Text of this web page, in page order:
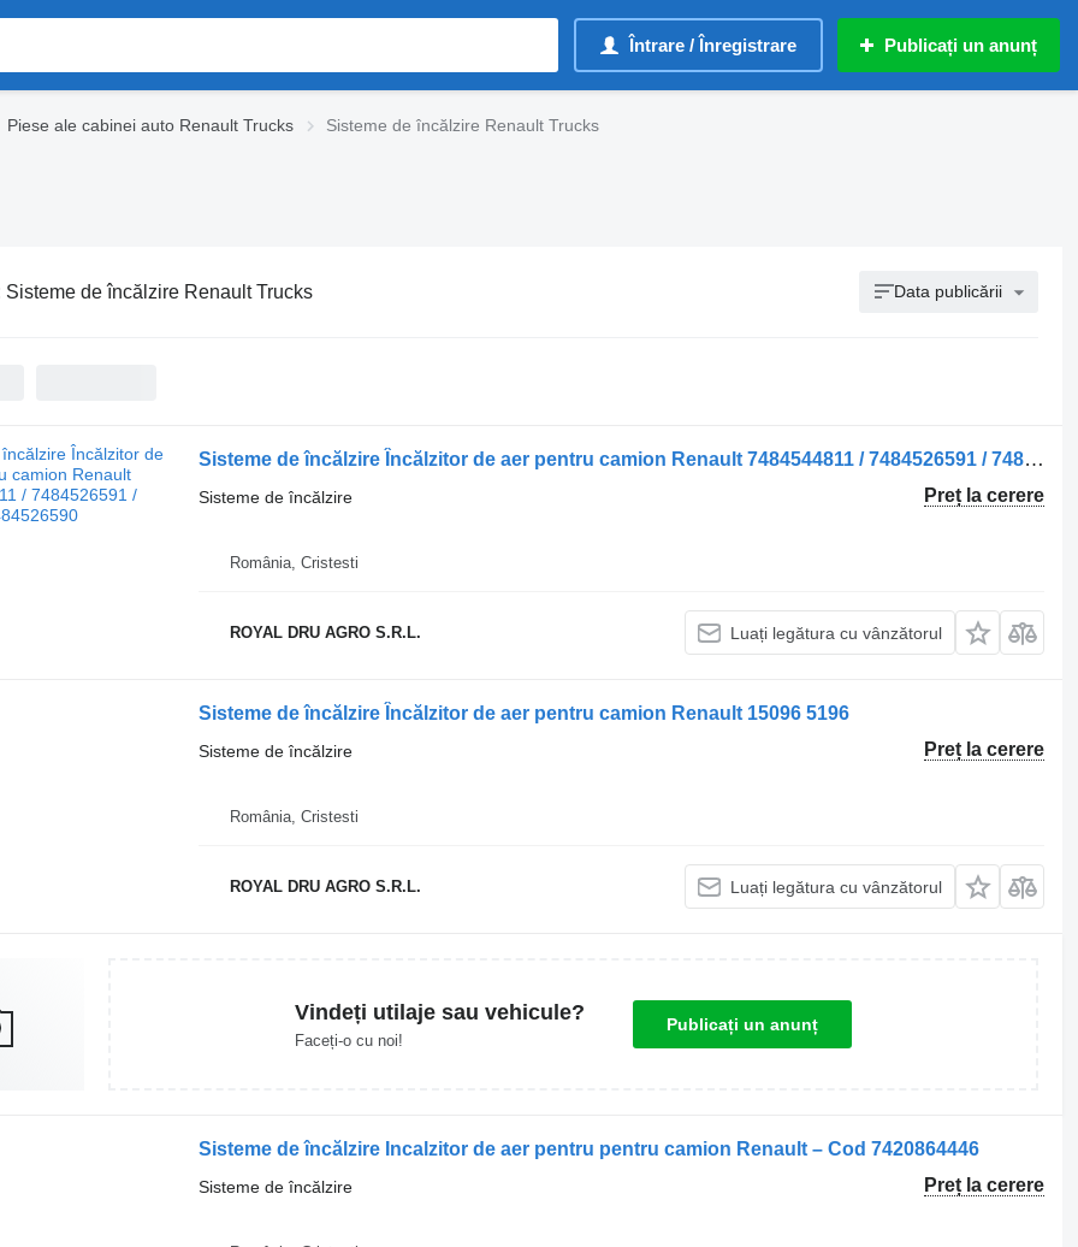
Întrare / Înregistrare Publicați un anunț
Piese ale cabinei auto Renault Trucks Sisteme de încălzire Renault Trucks
Sisteme de încălzire Renault Trucks Data publicării
Sisteme de încălzire Încălzitor de aer pentru camion Renault 7484544811 / 7484526591 / 7484526590
Preț la cerere
Sisteme de încălzire
România, Cristesti
ROYAL DRU AGRO S.R.L. Luați legătura cu vânzătorul
Sisteme de încălzire Încălzitor de aer pentru camion Renault 15096 5196
Preț la cerere
Sisteme de încălzire
România, Cristesti
ROYAL DRU AGRO S.R.L. Luați legătura cu vânzătorul
Vindeți utilaje sau vehicule?
Faceți-o cu noi!
Publicați un anunț
Sisteme de încălzire Incalzitor de aer pentru pentru camion Renault – Cod 7420864446
Preț la cerere
Sisteme de încălzire